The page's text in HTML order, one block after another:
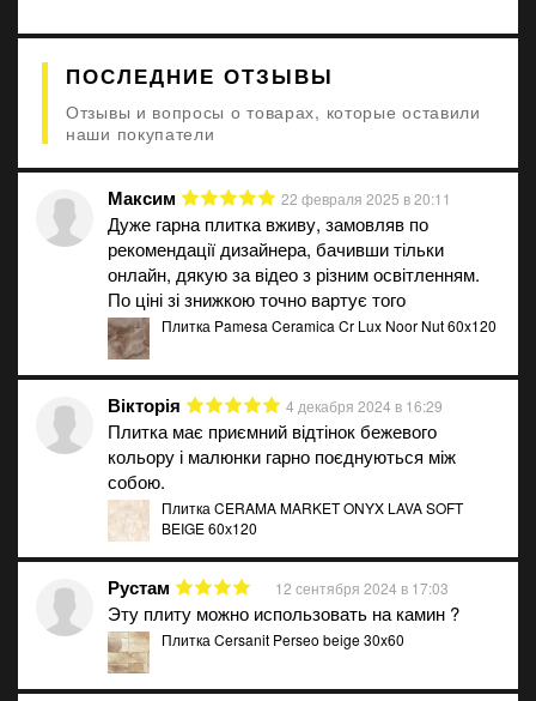
ПОСЛЕДНИЕ ОТЗЫВЫ
Отзывы и вопросы о товарах, которые оставили
наши покупатели
Максим 22 февраля 2025 в 20:11
Дуже гарна плитка вживу, замовляв по
рекомендації дизайнера, бачивши тільки
онлайн, дякую за відео з різним освітленням.
По ціні зі знижкою точно вартує того
Плитка Pamesa Ceramica Cr Lux Noor Nut 60x120
Вікторія 4 декабря 2024 в 16:29
Плитка має приємний відтінок бежевого
кольору і малюнки гарно поєднуються між
собою.
Плитка CERAMA MARKET ONYX LAVA SOFT
BEIGE 60х120
Рустам 12 сентября 2024 в 17:03
Эту плиту можно использовать на камин ?
Плитка Cersanit Perseo beige 30x60